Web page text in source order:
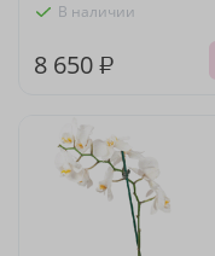
В наличии
8 650 ₽